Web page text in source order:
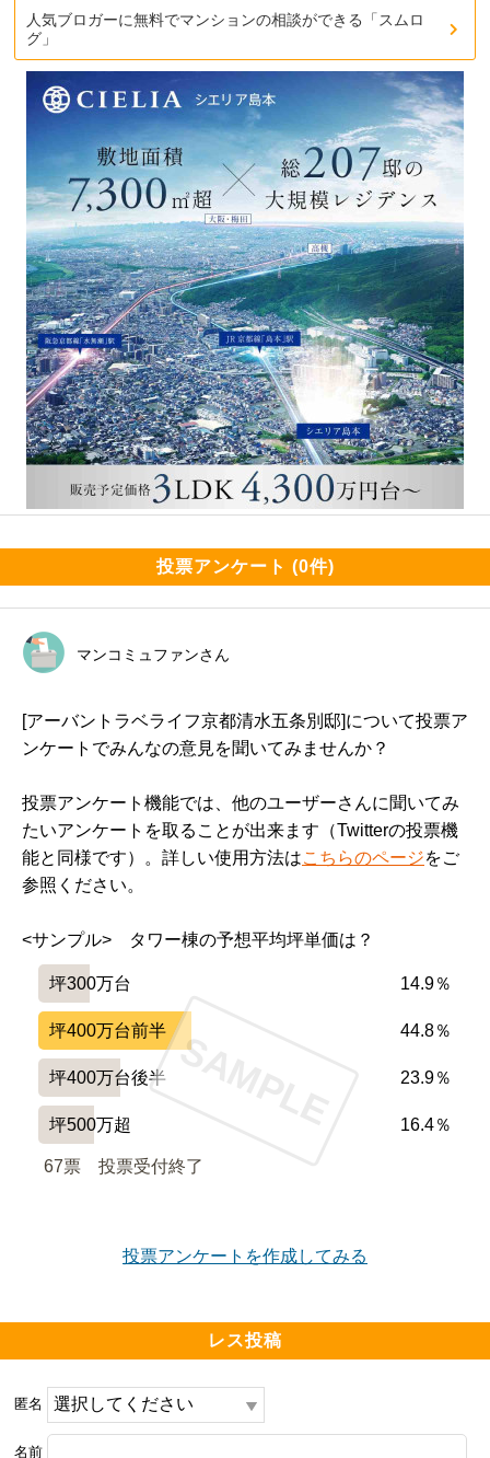
人気ブロガーに無料でマンションの相談ができる「スムロ
グ」
投票アンケート (0件)
マンコミュファンさん
[アーバントラベライフ京都清水五条別邸]について投票ア
ンケートでみんなの意見を聞いてみませんか？
投票アンケート機能では、他のユーザーさんに聞いてみ
たいアンケートを取ることが出来ます（Twitterの投票機
能と同様です）。詳しい使用方法はこちらのページをご
参照ください。
<サンプル>　タワー棟の予想平均坪単価は？
坪300万台 14.9％
坪400万台前半 44.8％
坪400万台後半 23.9％
坪500万超 16.4％
67票 投票受付終了
SAMPLE
投票アンケートを作成してみる
レス投稿
匿名
名前